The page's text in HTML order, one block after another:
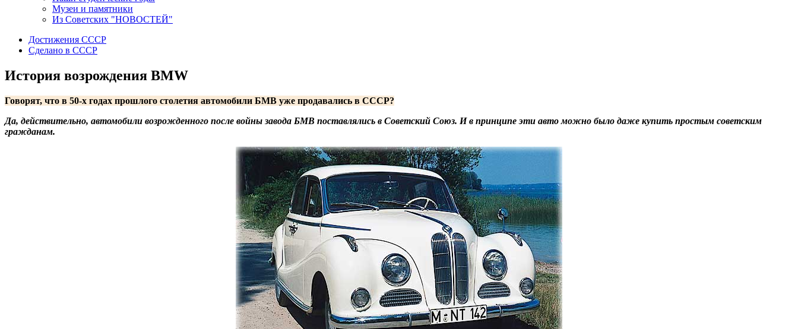
Музеи и памятники
Из Советских "НОВОСТЕЙ"
Достижения СССР
Сделано в СССР
История возрождения BMW
Говорят, что в 50-х годах прошлого столетия автомобили БМВ уже продавались в СССР?
Да, действительно, автомобили возрожденного после войны завода БМВ поставлялись в Советский Союз. И в принципе эти авто можно было даже купить простым советским
гражданам.